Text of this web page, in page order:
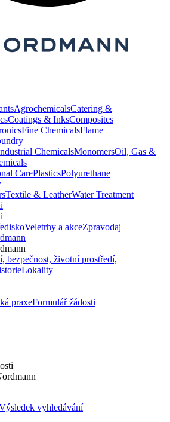
AgrochemicalsCatering &
Coatings & InksComposites
Fine ChemicalsFlame
ChemicalsMonomersOil, Gas &
CarePlasticsPolyurethane
Textile & LeatherWater Treatment
Veletrhy a akceZpravodaj
bezpečnost, životní prostředí,
Lokality
praxeFormulář žádosti
vyhledávání